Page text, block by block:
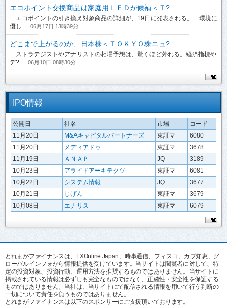
エコポイント交換商品は家庭用ＬＥＤが候補＜Ｔ?...
エコポイントの引き換え対象商品の詳細が、19日に発表される。 環境に
優し...
06月17日 13時39分
どこまで上がるのか、日本株＜ＴＯＫＹＯ株ニュ?...
ストラテジストやアナリストの相場予想は、驚くほど外れる。経済指標や
デ?...
06月10日 08時30分
IPO情報
公開日 社名 市場
コード
11月20日
M&Aキャピタルパートナーズ 東証マ
6080
11月20日
メディアドゥ 東証マ
3678
11月19日
ＡＮＡＰ JQ
3189
10月23日
アライドアーキテクツ 東証マ
6081
10月22日
システム情報 JQ
3677
10月21日
じげん 東証マ
3679
10月08日
エナリス 東証マ 6079
とれまがファイナンスは、FXOnline Japan、時事通信、フィスコ、カブ知恵、グ
ローバルインフォから情報提供を受けています。当サイトは閲覧者に対して、特
定の投資対象、投資行動、運用方法を推奨するものではありません。当サイトに
掲載されている情報は必ずしも完全なものではなく、正確性・安全性を保証する
ものではありません。当社は、当サイトにて配信される情報を用いて行う判断の
一切について責任を負うものではありません。
とれまがファイナンスは以下のスポンサーにご支援頂いております。